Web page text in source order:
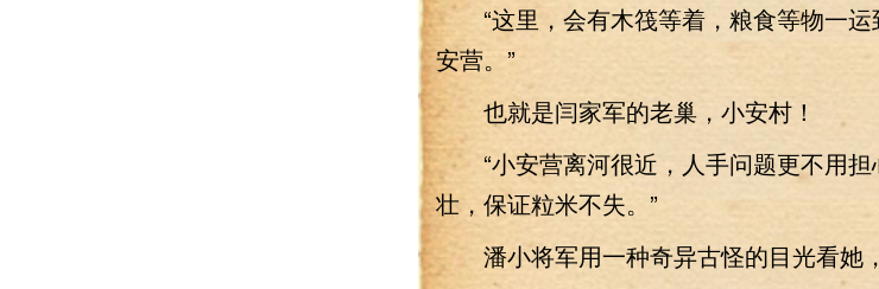
“这里，会有木筏等着，粮食等物一运
安营。”
也就是闫家军的老巢，小安村！
“小安营离河很近，人手问题更不用担
壮，保证粒米不失。”
潘小将军用一种奇异古怪的目光看她，